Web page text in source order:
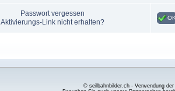
Passwort vergessen
Aktivierungs-Link nicht erhalten?
© seilbahnbilder.ch - Verwendung